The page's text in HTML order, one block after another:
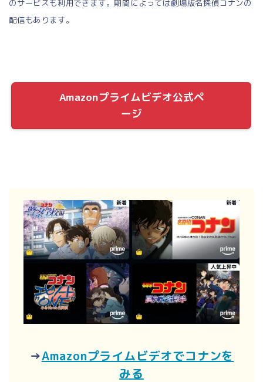
のサービスも利用できます。期間によっては劇場版名探偵コナンの
配信もあります。
Amazonプライムビデオ公式ペ
ージ
→Amazonプライムビデオでコナンを
みる